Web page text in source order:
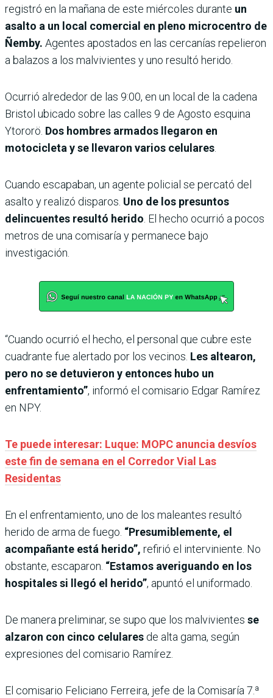
registró en la mañana de este miércoles durante un
asalto a un local comercial en pleno microcentro de
Ñemby. Agentes apostados en las cercanías repelieron
a balazos a los malvivientes y uno resultó herido.
Ocurrió alrededor de las 9:00, en un local de la cadena
Bristol ubicado sobre las calles 9 de Agosto esquina
Ytororö. Dos hombres armados llegaron en
motocicleta y se llevaron varios celulares.
Cuando escapaban, un agente policial se percató del
asalto y realizó disparos. Uno de los presuntos
delincuentes resultó herido. El hecho ocurrió a pocos
metros de una comisaría y permanece bajo
investigación.
“Cuando ocurrió el hecho, el personal que cubre este
cuadrante fue alertado por los vecinos. Les altearon,
pero no se detuvieron y entonces hubo un
enfrentamiento”, informó el comisario Edgar Ramírez
en NPY.
Te puede interesar: Luque: MOPC anuncia desvíos
este fin de semana en el Corredor Vial Las
Residentas
En el enfrentamiento, uno de los maleantes resultó
herido de arma de fuego. “Presumiblemente, el
acompañante está herido”, refirió el interviniente. No
obstante, escaparon. “Estamos averiguando en los
hospitales si llegó el herido”, apuntó el uniformado.
De manera preliminar, se supo que los malvivientes se
alzaron con cinco celulares de alta gama, según
expresiones del comisario Ramírez.
El comisario Feliciano Ferreira, jefe de la Comisaría 7.ª